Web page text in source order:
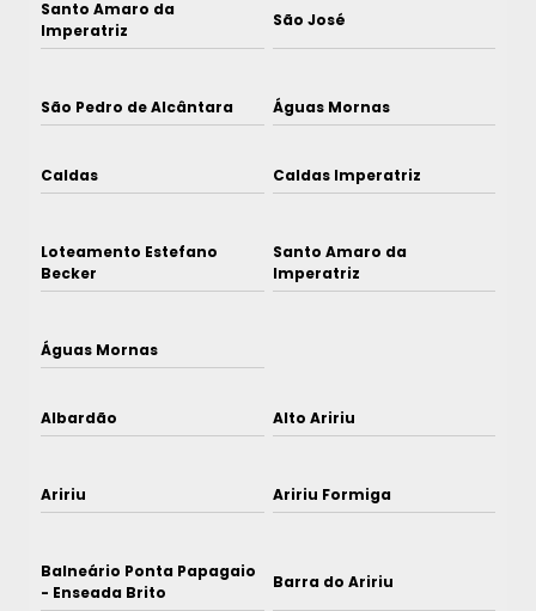
Santo Amaro da
Imperatriz
São José
São Pedro de Alcântara Águas Mornas
Caldas Caldas Imperatriz
Loteamento Estefano
Becker
Santo Amaro da
Imperatriz
Águas Mornas
Albardão Alto Aririu
Aririu Aririu Formiga
Balneário Ponta Papagaio
- Enseada Brito
Barra do Aririu